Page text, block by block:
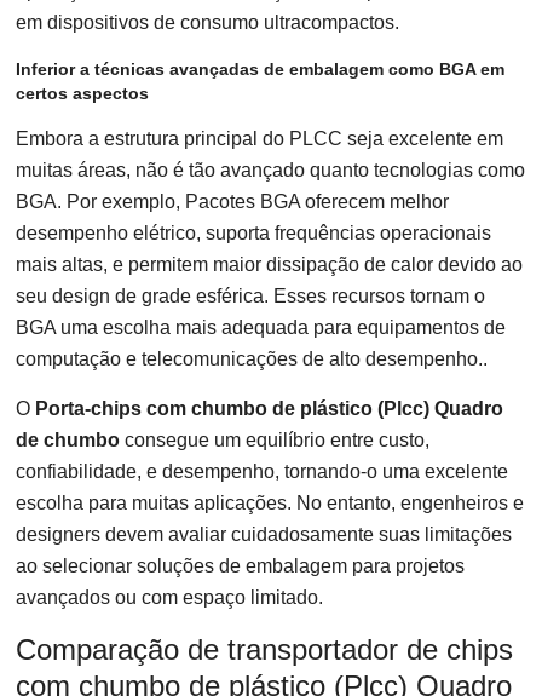
em dispositivos de consumo ultracompactos.
Inferior a técnicas avançadas de embalagem como BGA em
certos aspectos
Embora a estrutura principal do PLCC seja excelente em
muitas áreas, não é tão avançado quanto tecnologias como
BGA. Por exemplo, Pacotes BGA oferecem melhor
desempenho elétrico, suporta frequências operacionais
mais altas, e permitem maior dissipação de calor devido ao
seu design de grade esférica. Esses recursos tornam o
BGA uma escolha mais adequada para equipamentos de
computação e telecomunicações de alto desempenho..
O Porta-chips com chumbo de plástico (Plcc) Quadro
de chumbo consegue um equilíbrio entre custo,
confiabilidade, e desempenho, tornando-o uma excelente
escolha para muitas aplicações. No entanto, engenheiros e
designers devem avaliar cuidadosamente suas limitações
ao selecionar soluções de embalagem para projetos
avançados ou com espaço limitado.
Comparação de transportador de chips
com chumbo de plástico (Plcc) Quadro